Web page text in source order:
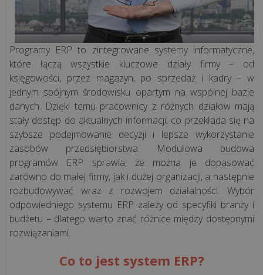
Programy
kadrowo-
płacowe
System
ERP
CRM
Aplikacje
WWW
Jednolity
Plik
Kontrolny
ROZWIĄZANIA
Programy ERP to zintegrowane systemy informatyczne,
które łączą wszystkie kluczowe działy firmy – od
księgowości, przez magazyn, po sprzedaż i kadry – w
jednym spójnym środowisku opartym na wspólnej bazie
danych. Dzięki temu pracownicy z różnych działów mają
stały dostęp do aktualnych informacji, co przekłada się na
szybsze podejmowanie decyzji i lepsze wykorzystanie
zasobów przedsiębiorstwa. Modułowa budowa
programów ERP sprawia, że można je dopasować
zarówno do małej firmy, jak i dużej organizacji, a następnie
rozbudowywać wraz z rozwojem działalności. Wybór
odpowiedniego systemu ERP zależy od specyfiki branży i
budżetu – dlatego warto znać różnice między dostępnymi
rozwiązaniami.
Co to jest system ERP?